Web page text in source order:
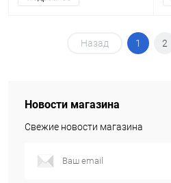
Назад 1 2
Новости магазина
Свежие новости магазина